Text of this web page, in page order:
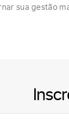
sua gestão